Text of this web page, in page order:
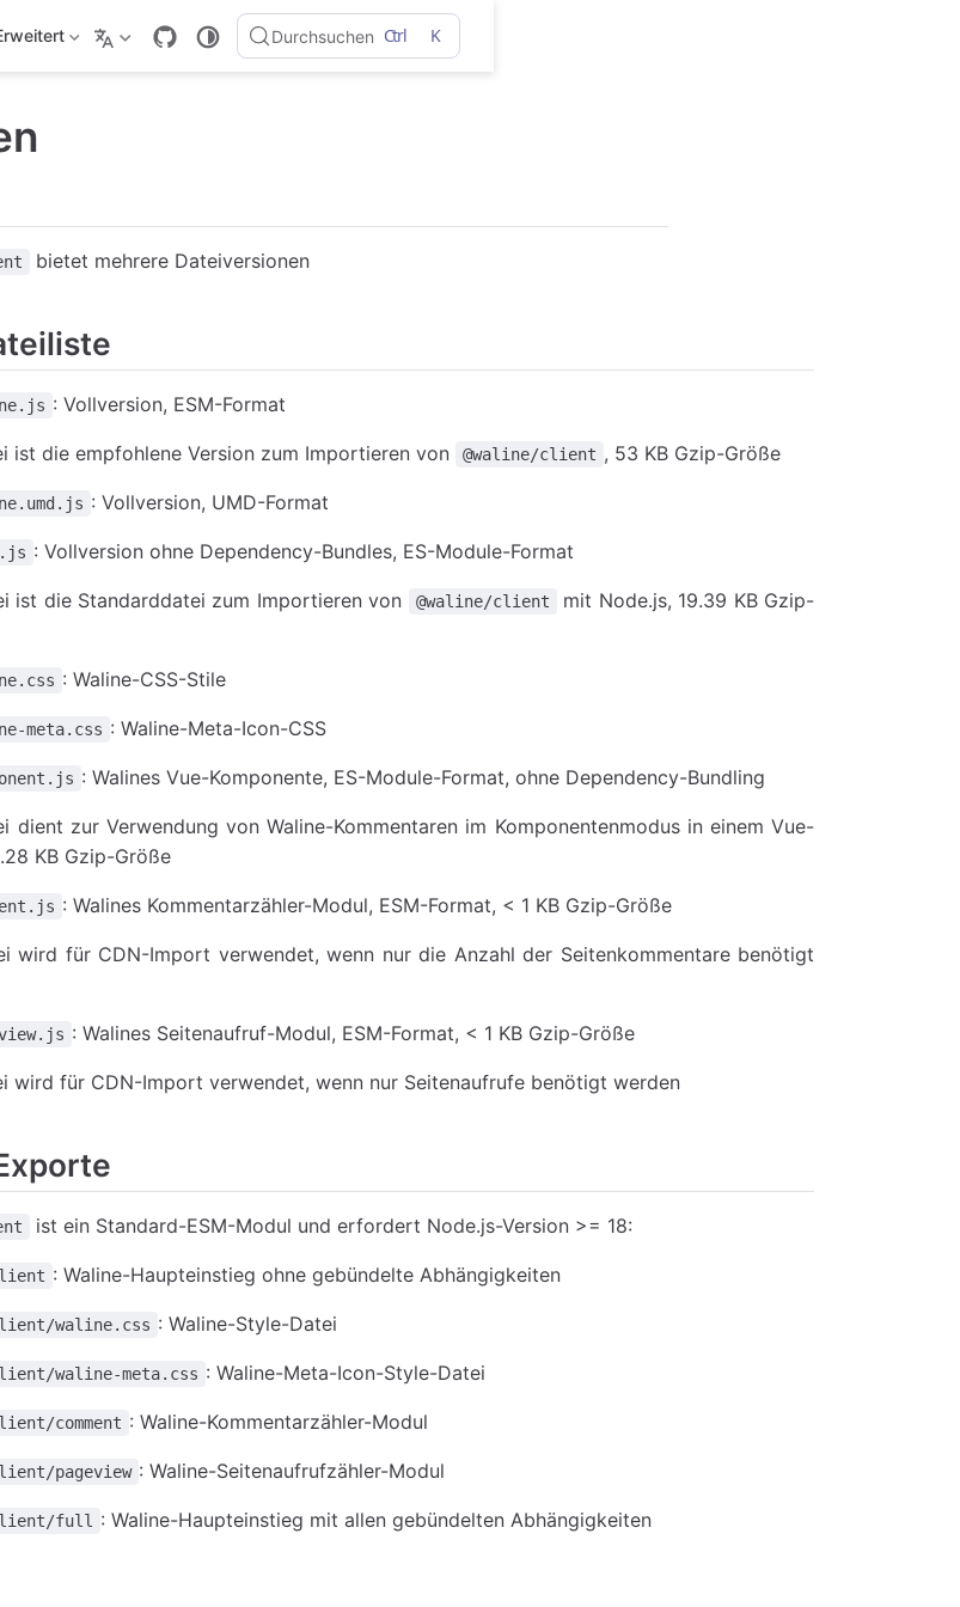
Durchsuchen Ctrl K
bietet mehrere Dateiversionen
: Vollversion, ESM-Format
ist die empfohlene Version zum Importieren von @waline/client , 53 KB Gzip-Größe
: Vollversion, UMD-Format
: Vollversion ohne Dependency-Bundles, ES-Module-Format
ist die Standarddatei zum Importieren von @waline/client
mit Node.js, 19.39 KB Gzip-
: Waline-CSS-Stile
meta.css : Waline-Meta-Icon-CSS
: Walines Vue-Komponente, ES-Module-Format, ohne Dependency-Bundling
dient zur Verwendung von Waline-Kommentaren im Komponentenmodus in einem Vue-
KB Gzip-Größe
: Walines Kommentarzähler-Modul, ESM-Format, < 1 KB Gzip-Größe
wird für CDN-Import verwendet, wenn nur die Anzahl der Seitenkommentare benötigt
: Walines Seitenaufruf-Modul, ESM-Format, < 1 KB Gzip-Größe
wird für CDN-Import verwendet, wenn nur Seitenaufrufe benötigt werden
ist ein Standard-ESM-Modul und erfordert Node.js-Version >= 18:
: Waline-Haupteinstieg ohne gebündelte Abhängigkeiten
waline.css : Waline-Style-Datei
waline-meta.css : Waline-Meta-Icon-Style-Datei
comment : Waline-Kommentarzähler-Modul
pageview : Waline-Seitenaufrufzähler-Modul
full : Waline-Haupteinstieg mit allen gebündelten Abhängigkeiten